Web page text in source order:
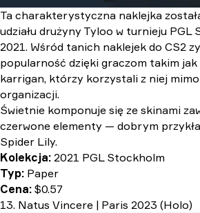
Ta charakterystyczna naklejka
udziału drużyny Tyloo w turnieju
2021. Wśród tanich naklejek do CS2
popularność dzięki graczom takim
karrigan, którzy korzystali z niej
organizacji.
Świetnie komponuje się ze skinami
czerwone elementy — dobrym
Spider Lily.
Kolekcja: 2021 PGL Stockholm
Typ: Paper
Cena: $0.57
13. Natus Vincere | Paris 2023 (Holo)